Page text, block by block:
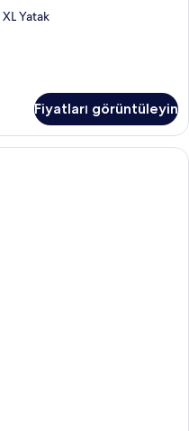
Yatak
Fiyatları görüntüleyin